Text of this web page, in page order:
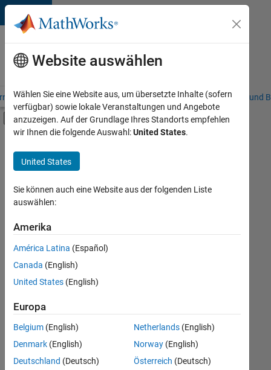
Weiter zum Inhalt
Karriere
bei
MathWorks
– Übersicht Stellensuche Niederlassungen Studierende und
Umschaltung für Off-Canvas-
Hauptinhalt
Information Technology
Commercial Sales
Education Sales
Sales Operations
Marketing Services
Business Model Team
Finance and Operations
Human Resources
+8
Derzeit
es
keine
offenen
Stellen,
Ihren
Suchkriterien
entsprechen.
können
Website auswählen
Wählen Sie eine Website aus, um übersetzte Inhalte (sofern
verfügbar) sowie lokale Veranstaltungen und Angebote
anzuzeigen. Auf der Grundlage Ihres Standorts empfehlen
wir Ihnen die folgende Auswahl:United States.
United States
Sie können auch eine Website aus der folgenden Liste
auswählen:
Amerika
América Latina (Español)
Canada (English)
United States (English)
Europa
Belgium (English)
Denmark (English)
Deutschland (Deutsch)
Netherlands(English)
Norway(English)
Österreich (Deutsch)